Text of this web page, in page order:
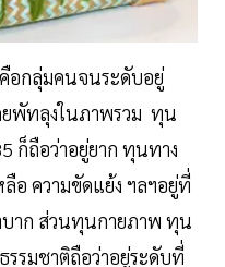
อกลุ่มคนจนระดับอยู่
พัทลุงในภาพรวม ทุน
ก็ถือว่าอยู่ยาก ทุนทาง
อ ความขัดแย้ง ฯลฯอยู่ที่
บาก ส่วนทุนกายภาพ ทุน
รมชาติถือว่าอยู่ระดับที่